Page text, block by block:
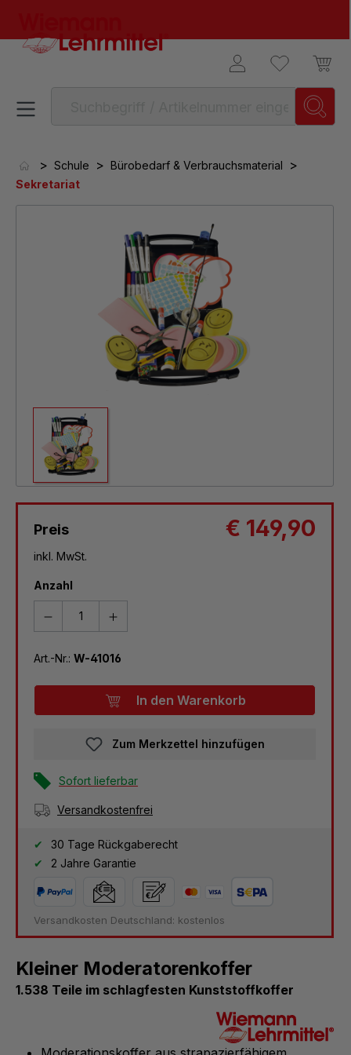
> Schule > Bürobedarf & Verbrauchsmaterial >
Sekretariat
Preis € 149,90
inkl. MwSt.
Anzahl
Art.-Nr.: W-41016
In den Warenkorb
Zum Merkzettel hinzufügen
Sofort lieferbar
Versandkostenfrei
30 Tage Rückgaberecht
2 Jahre Garantie
Versandkosten Deutschland: kostenlos
Kleiner Moderatorenkoffer
1.538 Teile im schlagfesten Kunststoffkoffer